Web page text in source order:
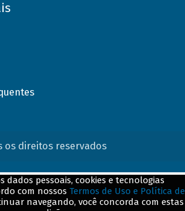
os direitos reservados
dados pessoais, cookies e tecnologias
com nossos Termos de Uso e Política de
navegando, você concorda com estas